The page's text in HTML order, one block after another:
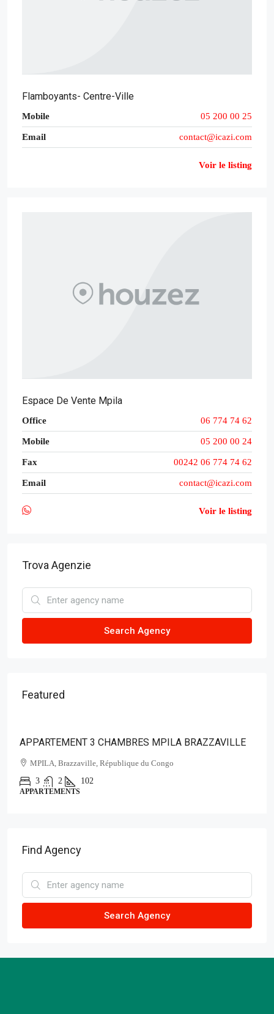
Flamboyants- Centre-Ville
Mobile 05 200 00 25
Email contact@icazi.com
Voir le listing
Espace De Vente Mpila
Office 06 774 74 62
Mobile 05 200 00 24
Fax 00242 06 774 74 62
Email contact@icazi.com
Voir le listing
Trova Agenzie
Search Agency
Featured
APPARTEMENT 3 CHAMBRES MPILA BRAZZAVILLE
MPILA, Brazzaville, République du Congo
3
2 102
APPARTEMENTS
Find Agency
Search Agency